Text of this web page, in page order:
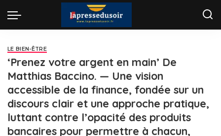
LE BIEN-ÊTRE
‘Prenez votre argent en main’ De
Matthias Baccino. — Une vision
accessible de la finance, fondée sur un
discours clair et une approche pratique,
luttant contre l’opacité des produits
bancaires pour permettre à chacun,